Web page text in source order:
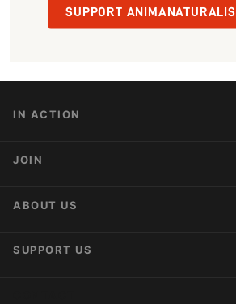
SUPPORT ANIMANATURALIS
IN ACTION
JOIN
ABOUT US
About AnimaNaturalis
SUPPORT US